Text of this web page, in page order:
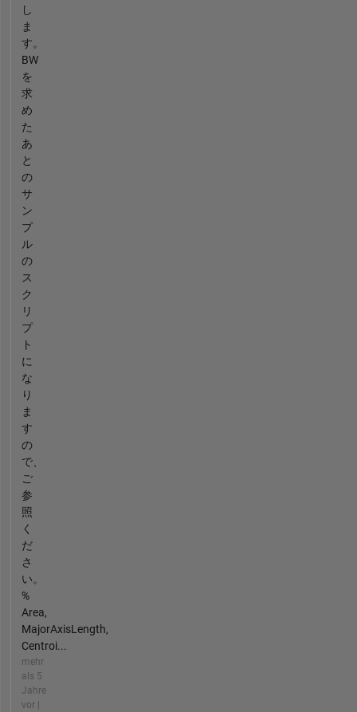
し
ま
す。
BW
を
求
め
た
あ
と
の
サ
ン
プ
ル
の
ス
ク
リ
プ
ト
に
な
り
ま
す
の
で、
ご
参
照
く
だ
さ
い。
%
Area,
MajorAxisLength,
Centroi...
mehr
als 5
Jahre
vor |